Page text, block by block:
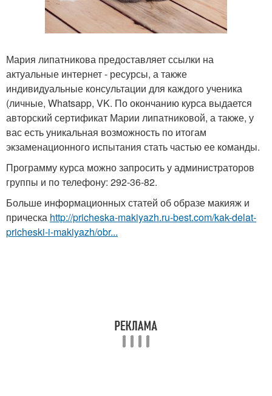
Мария липатникова предоставляет ссылки на
актуальные интернет - ресурсы, а также
индивидуальные консультации для каждого ученика
(личные, Whatsapp, VK. По окончанию курса выдается
авторский сертификат Марии липатниковой, а также, у
вас есть уникальная возможность по итогам
экзаменационного испытания стать частью ее команды.
Программу курса можно запросить у администраторов
группы и по телефону: 292-36-82.
Больше информационных статей об образе макияж и
прическа http://pricheska-makiyazh.ru-best.com/kak-delat-
pricheski-i-makiyazh/obr...